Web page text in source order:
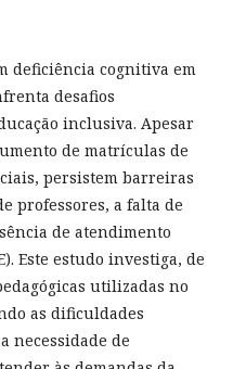
deficiência cognitiva em
desafios
inclusiva. Apesar
de matrículas de
persistem barreiras
professores, a falta de
de atendimento
Este estudo investiga, de
utilizadas no
as dificuldades
necessidade de